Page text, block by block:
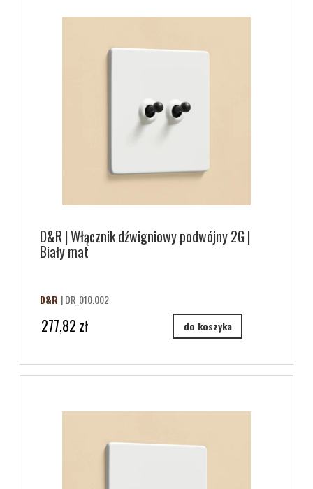
D&R | Włącznik dźwigniowy podwójny 2G |
Biały mat
D&R | DR_010.002
277,82 zł do koszyka